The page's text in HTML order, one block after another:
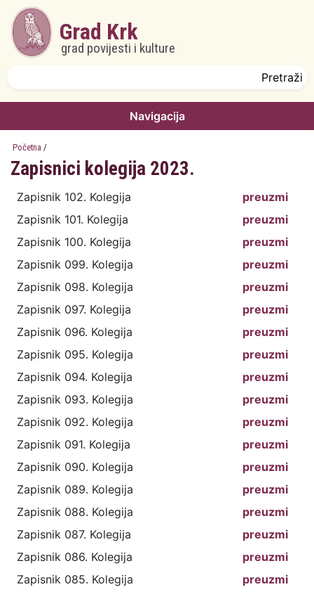
Skoči na glavni sadržaj
Grad Krk
grad povijesti i kulture
Navigacija
Početna /
Zapisnici kolegija 2023.
Zapisnik 102. Kolegija
preuzmi
Zapisnik 101. Kolegija
preuzmi
Zapisnik 100. Kolegija
preuzmi
Zapisnik 099. Kolegija
preuzmi
Zapisnik 098. Kolegija
preuzmi
Zapisnik 097. Kolegija
preuzmi
Zapisnik 096. Kolegija
preuzmi
Zapisnik 095. Kolegija
preuzmi
Zapisnik 094. Kolegija
preuzmi
Zapisnik 093. Kolegija
preuzmi
Zapisnik 092. Kolegija
preuzmi
Zapisnik 091. Kolegija
preuzmi
Zapisnik 090. Kolegija
preuzmi
Zapisnik 089. Kolegija
preuzmi
Zapisnik 088. Kolegija
preuzmi
Zapisnik 087. Kolegija
preuzmi
Zapisnik 086. Kolegija
preuzmi
Zapisnik 085. Kolegija
preuzmi